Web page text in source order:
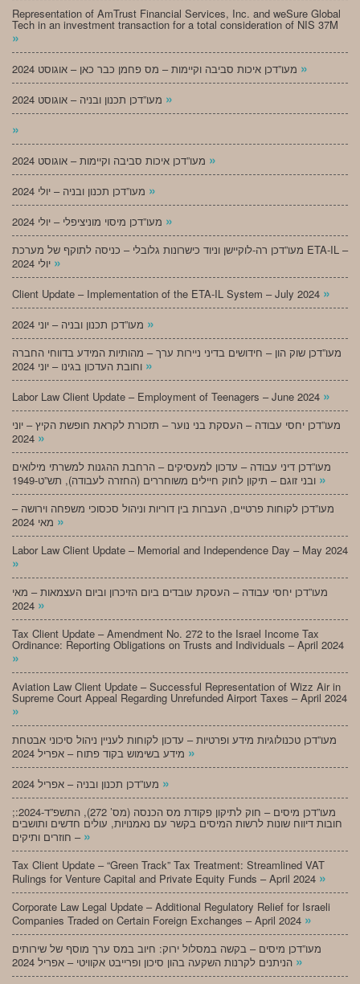
Representation of AmTrust Financial Services, Inc. and weSure Global
Tech in an investment transaction for a total consideration of NIS 37M
»
»
»
»
»
»
»
מעו”דכן רה-לוקיישן וניוד כישרונות גלובלי – כניסה לתוקף של מערכת ETA-IL –
»
Client Update – Implementation of the ETA-IL System – July 2024 »
»
מעו”דכן שוק הון – חידושים בדיני ניירות ערך – מהותיות המידע בדווחי החברה
»
Labor Law Client Update – Employment of Teenagers – June 2024 »
מעו”דכן יחסי עבודה – העסקת בני נוער – תזכורת לקראת חופשת הקיץ – יוני
»
מעו”דכן דיני עבודה – עדכון למעסיקים – הרחבת ההגנות למשרתי מילואים
»
מעו”דכן לקוחות פרטיים, העברות בין דוריות וניהול סכסוכי משפחה וירושה –
»
Labor Law Client Update – Memorial and Independence Day – May 2024
»
מעו”דכן יחסי עבודה – העסקת עובדים ביום הזיכרון וביום העצמאות – מאי
»
Tax Client Update – Amendment No. 272 to the Israel Income Tax
Ordinance: Reporting Obligations on Trusts and Individuals – April 2024
»
Aviation Law Client Update – Successful Representation of Wizz Air in
Supreme Court Appeal Regarding Unrefunded Airport Taxes – April 2024
»
מעו”דכן טכנולוגיות מידע ופרטיות – עדכון לקוחות לעניין ניהול סיכוני אבטחת
»
»
;מעו”דכן מיסים – חוק לתיקון פקודת מס הכנסה (מס’ 272), התשפ”ד-2024:
חובות דיווח שונות לרשות המיסים בקשר עם נאמנויות, עולים חדשים ותושבים
חוזרים ותיקים – »
Tax Client Update – “Green Track” Tax Treatment: Streamlined VAT
Rulings for Venture Capital and Private Equity Funds – April 2024 »
Corporate Law Legal Update – Additional Regulatory Relief for Israeli
Companies Traded on Certain Foreign Exchanges – April 2024 »
מעו”דכן מיסים – בקשה במסלול ירוק: חיוב במס ערך מוסף של שירותים
»